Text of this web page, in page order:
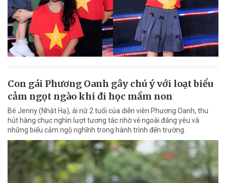
Con gái Phương Oanh gây chú ý với loạt biểu
cảm ngọt ngào khi đi học mầm non
Bé Jenny (Nhật Hạ), ái nữ 2 tuổi của diễn viên Phương Oanh, thu
hút hàng chục nghìn lượt tương tác nhờ vẻ ngoài đáng yêu và
những biểu cảm ngộ nghĩnh trong hành trình đến trường.